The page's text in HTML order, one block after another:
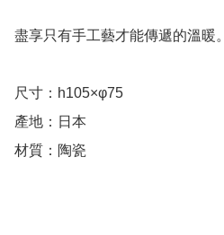
盡享只有手工藝才能傳遞的溫暖。
尺寸：h105×φ75
產地：日本
材質：陶瓷